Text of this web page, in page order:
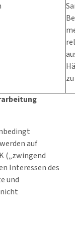
auf
(„zwingend
Interessen des
und